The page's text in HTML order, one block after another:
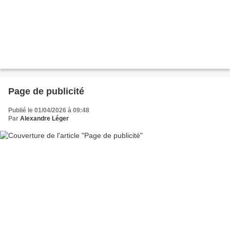
Page de publicité
Publié le 01/04/2026 à 09:48
Par Alexandre Léger